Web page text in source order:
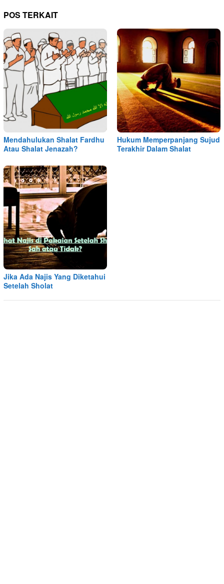
POS TERKAIT
Mendahulukan Shalat Fardhu
Atau Shalat Jenazah?
Hukum Memperpanjang Sujud
Terakhir Dalam Shalat
Jika Ada Najis Yang Diketahui
Setelah Sholat